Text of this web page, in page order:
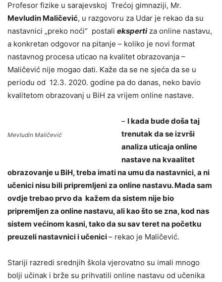
Profesor fizike u sarajevskoj Trećoj gimnaziji, Mr.
Mevludin Maličević, u razgovoru za Udar je rekao da su
nastavnici „preko noći“ postali ekspertiza online nastavu,
a konkretan odgovor na pitanje – koliko je novi format
nastavnog procesa uticao na kvalitet obrazovanja –
Maličević nije mogao dati. Kaže da se ne sjeća da se u
periodu od 12.3. 2020. godine pa do danas, neko bavio
kvalitetom obrazovanj u BiH za vrijem online nastave.
Mevludin Maličević
– I kada bude doša taj
trenutak da se izvrši
analiza uticaja online
nastave na kvaalitet
obrazovanje u BiH, treba imati na umu da nastavnici, a ni
učenici nisu bili pripremljeni za online nastavu. Mada sam
ovdje trebao prvo da kažem da sistem nije bio
pripremljen za online nastavu, ali kao što se zna, kod nas
sistem većinom kasni, tako da su sav teret na početku
preuzeli nastavnici i učenici– rekao je Maličević.
Stariji razredi srednjih škola vjerovatno su imali mnogo
bolji učinak i brže su prihvatili online nastavu od učenika